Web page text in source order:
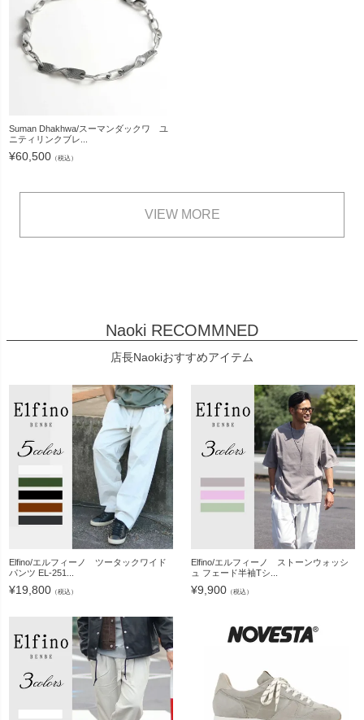
Suman Dhakhwa/スーマンダックワ ユ
ニティリンクブレ...
¥60,500 （税込）
VIEW MORE
Naoki RECOMMNED
店長Naokiおすすめアイテム
Elfino/エルフィーノ ツータックワイド
パンツ EL-251...
¥19,800 （税込）
Elfino/エルフィーノ ストーンウォッシ
ュ フェード半袖Tシ...
¥9,900 （税込）